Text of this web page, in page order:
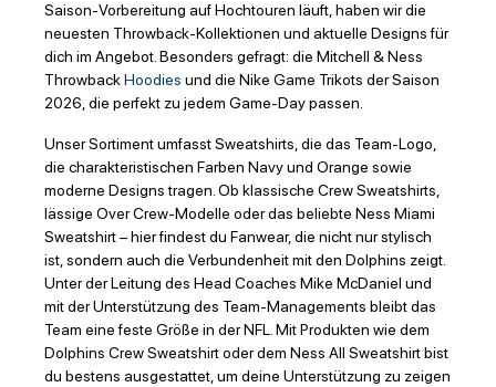
Saison-Vorbereitung auf Hochtouren läuft, haben wir die
neuesten Throwback-Kollektionen und aktuelle Designs für
dich im Angebot. Besonders gefragt: die Mitchell & Ness
ThrowbackHoodies und die Nike Game Trikots der Saison
2026, die perfekt zu jedem Game-Day passen.
Unser Sortiment umfasst Sweatshirts, die das Team-Logo,
die charakteristischen Farben Navy und Orange sowie
moderne Designs tragen. Ob klassische Crew Sweatshirts,
lässige Over Crew-Modelle oder das beliebte Ness Miami
Sweatshirt – hier findest du Fanwear, die nicht nur stylisch
ist, sondern auch die Verbundenheit mit den Dolphins zeigt.
Unter der Leitung des Head Coaches Mike McDaniel und
mit der Unterstützung des Team-Managements bleibt das
Team eine feste Größe in der NFL. Mit Produkten wie dem
Dolphins Crew Sweatshirt oder dem Ness All Sweatshirt bist
du bestens ausgestattet, um deine Unterstützung zu zeigen